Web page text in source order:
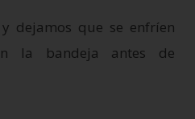
dejamos que se enfríen
la bandeja antes de